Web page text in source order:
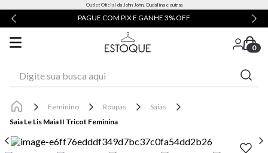
Outlet Oficial da John John, Dudalina e outras
PAGUE COM PIX E GANHE 3% OFF
0
Feminino Roupas
Saias
Saia Le Lis Maia II Tricot Feminina